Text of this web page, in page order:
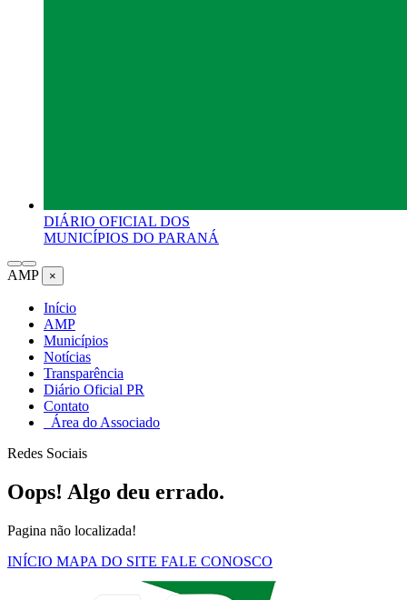
DIÁRIO OFICIAL DOS
MUNICÍPIOS DO PARANÁ
AMP ×
Início
AMP
Municípios
Notícias
Transparência
Diário Oficial PR
Contato
Área do Associado
Redes Sociais
Oops! Algo deu errado.
Pagina não localizada!
INÍCIO MAPA DO SITE FALE CONOSCO